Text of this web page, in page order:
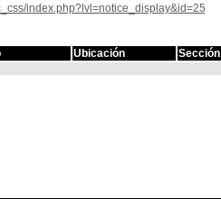
index.php?lvl=notice_display&id=25
Ubicación Sección